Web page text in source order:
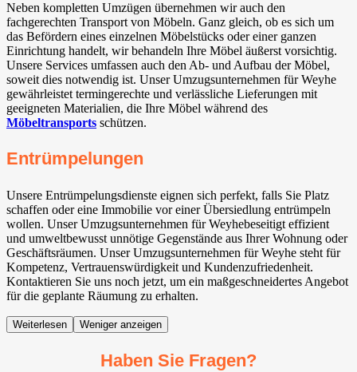
Neben kompletten Umzügen übernehmen wir auch den
fachgerechten Transport von Möbeln. Ganz gleich, ob es sich um
das Befördern eines einzelnen Möbelstücks oder einer ganzen
Einrichtung handelt, wir behandeln Ihre Möbel äußerst vorsichtig.
Unsere Services umfassen auch den Ab- und Aufbau der Möbel,
soweit dies notwendig ist. Unser Umzugsunternehmen für Weyhe⁠
gewährleistet termingerechte und verlässliche Lieferungen mit
geeigneten Materialien, die Ihre Möbel während des
Möbeltransports schützen.
Entrümpelungen
Unsere Entrümpelungsdienste eignen sich perfekt, falls Sie Platz
schaffen oder eine Immobilie vor einer Übersiedlung entrümpeln
wollen. Unser Umzugsunternehmen für Weyhe⁠beseitigt effizient
und umweltbewusst unnötige Gegenstände aus Ihrer Wohnung oder
Geschäftsräumen. Unser Umzugsunternehmen für Weyhe⁠ steht für
Kompetenz, Vertrauenswürdigkeit und Kundenzufriedenheit.
Kontaktieren Sie uns noch jetzt, um ein maßgeschneidertes Angebot
für die geplante Räumung zu erhalten.
Weiterlesen Weniger anzeigen
Haben Sie Fragen?